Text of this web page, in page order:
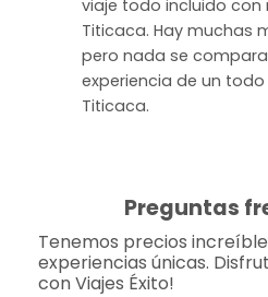
viaje todo incluido con
Titicaca. Hay muchas
pero nada se
experiencia de un
Titicaca.
Preguntas
Tenemos precios
experiencias únicas.
con Viajes Éxito!